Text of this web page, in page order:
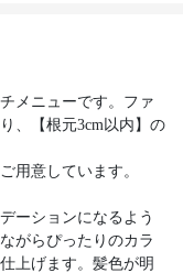
メニューです。ファ
、【根元3cm以内】の
用意しています。
ーションになるよう
がらぴったりのカラ
上げます。髪色が明